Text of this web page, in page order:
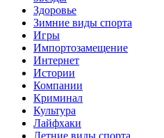
Здоровье
Зимние виды спорта
Игры
Импортозамещение
Интернет
Истории
Компании
Криминал
Культура
Лайфхаки
Летние виды спорта